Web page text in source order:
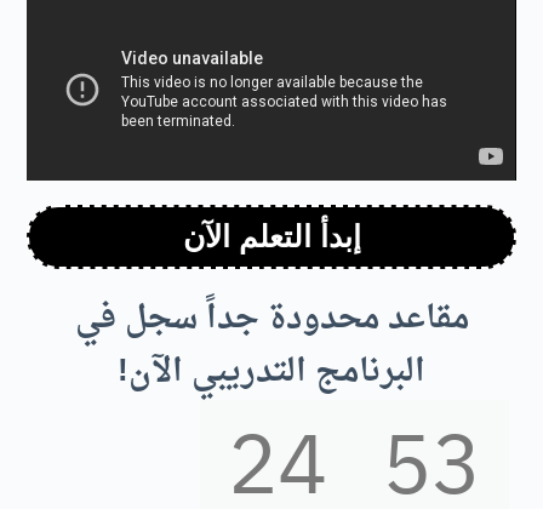
إبدأ التعلم الآن
مقاعد محدودة جداً سجل في
البرنامج التدريبي الآن!
24 52